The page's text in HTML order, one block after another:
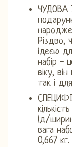
ЧУДОВА
Різдво,
ідеєю
набір -
віку,
так і
(д/
вага
0,667 кг.